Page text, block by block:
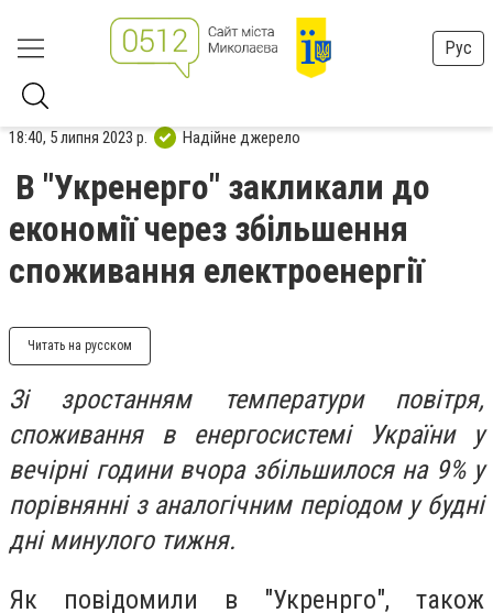
Рус
18:40, 5 липня 2023 р. Надійне джерело
В "Укренерго" закликали до
економії через збільшення
споживання електроенергії
Читать на русском
Зі зростанням температури повітря,
споживання в енергосистемі України у
вечірні години вчора збільшилося на 9% у
порівнянні з аналогічним періодом у будні
дні минулого тижня.
Як повідомили в "Укренрго", також